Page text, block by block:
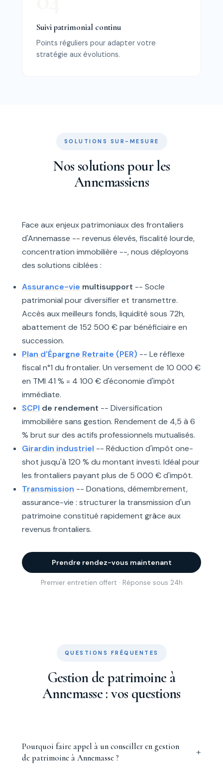
Suivi patrimonial continu
Points réguliers pour adapter votre
stratégie aux évolutions.
SOLUTIONS SUR-MESURE
Nos solutions pour les
Annemassiens
Face aux enjeux patrimoniaux des frontaliers
d'Annemasse -- revenus élevés, fiscalité lourde,
concentration immobilière --, nous déployons
des solutions ciblées :
Assurance-vie multisupport -- Socle
patrimonial pour diversifier et transmettre.
Accès aux meilleurs fonds, liquidité sous 72h,
abattement de 152 500 € par bénéficiaire en
succession.
Plan d'Épargne Retraite (PER) -- Le réflexe
fiscal n°1 du frontalier. Un versement de 10 000 €
en TMI 41 % = 4 100 € d'économie d'impôt
immédiate.
SCPI de rendement -- Diversification
immobilière sans gestion. Rendement de 4,5 à 6
% brut sur des actifs professionnels mutualisés.
Girardin industriel -- Réduction d'impôt one-
shot jusqu'à 120 % du montant investi. Idéal pour
les frontaliers payant plus de 5 000 € d'impôt.
Transmission -- Donations, démembrement,
assurance-vie : structurer la transmission d'un
patrimoine constitué rapidement grâce aux
revenus frontaliers.
Prendre rendez-vous maintenant
Premier entretien offert · Réponse sous 24h
QUESTIONS FRÉQUENTES
Gestion de patrimoine à
Annemasse : vos questions
Pourquoi faire appel à un conseiller en gestion
de patrimoine à Annemasse ?